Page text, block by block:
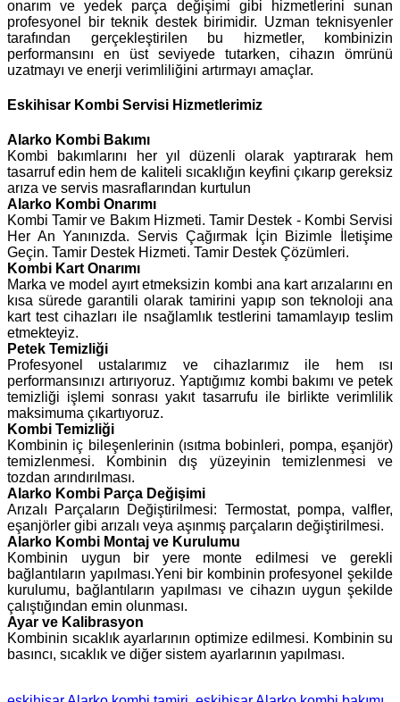
onarım ve yedek parça değişimi gibi hizmetlerini sunan
profesyonel bir teknik destek birimidir. Uzman teknisyenler
tarafından gerçekleştirilen bu hizmetler, kombinizin
performansını en üst seviyede tutarken, cihazın ömrünü
uzatmayı ve enerji verimliliğini artırmayı amaçlar.
Eskihisar Kombi Servisi Hizmetlerimiz
Alarko Kombi Bakımı
Kombi bakımlarını her yıl düzenli olarak yaptırarak hem
tasarruf edin hem de kaliteli sıcaklığın keyfini çıkarıp gereksiz
arıza ve servis masraflarından kurtulun
Alarko Kombi Onarımı
Kombi Tamir ve Bakım Hizmeti. Tamir Destek - Kombi Servisi
Her An Yanınızda. Servis Çağırmak İçin Bizimle İletişime
Geçin. Tamir Destek Hizmeti. Tamir Destek Çözümleri.
Kombi Kart Onarımı
Marka ve model ayırt etmeksizin kombi ana kart arızalarını en
kısa sürede garantili olarak tamirini yapıp son teknoloji ana
kart test cihazları ile nsağlamlık testlerini tamamlayıp teslim
etmekteyiz.
Petek Temizliği
Profesyonel ustalarımız ve cihazlarımız ile hem ısı
performansınızı artırıyoruz. Yaptığımız kombi bakımı ve petek
temizliği işlemi sonrası yakıt tasarrufu ile birlikte verimlilik
maksimuma çıkartıyoruz.
Kombi Temizliği
Kombinin iç bileşenlerinin (ısıtma bobinleri, pompa, eşanjör)
temizlenmesi. Kombinin dış yüzeyinin temizlenmesi ve
tozdan arındırılması.
Alarko Kombi Parça Değişimi
Arızalı Parçaların Değiştirilmesi: Termostat, pompa, valfler,
eşanjörler gibi arızalı veya aşınmış parçaların değiştirilmesi.
Alarko Kombi Montaj ve Kurulumu
Kombinin uygun bir yere monte edilmesi ve gerekli
bağlantıların yapılması.Yeni bir kombinin profesyonel şekilde
kurulumu, bağlantıların yapılması ve cihazın uygun şekilde
çalıştığından emin olunması.
Ayar ve Kalibrasyon
Kombinin sıcaklık ayarlarının optimize edilmesi. Kombinin su
basıncı, sıcaklık ve diğer sistem ayarlarının yapılması.